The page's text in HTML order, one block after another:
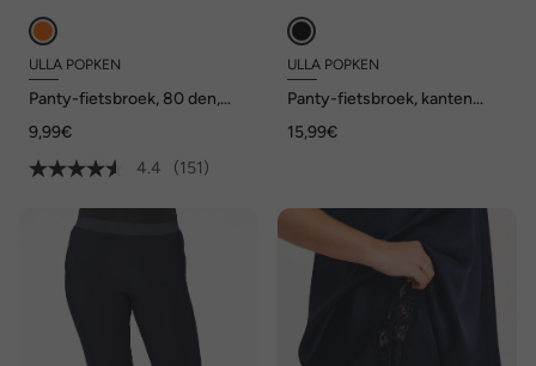
ULLA POPKEN
Panty-fietsbroek, 80 den,
knielang
9,99€
4.4
(151)
ULLA POPKEN
Panty-fietsbroek, kanten
15,99€